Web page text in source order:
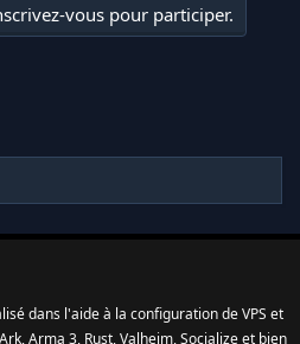
vous pour participer.
dans l'aide à la configuration de VPS et
Arma 3, Rust, Valheim, Socialize et bien